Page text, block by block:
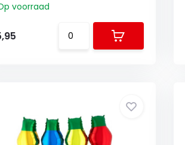
voorraad